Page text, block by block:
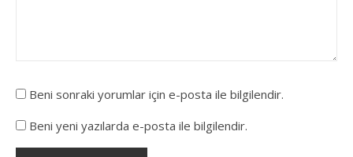
Beni sonraki yorumlar için e-posta ile bilgilendir.
Beni yeni yazılarda e-posta ile bilgilendir.